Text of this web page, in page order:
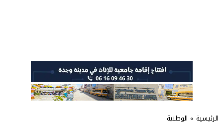
الرئيسية » الوطنية